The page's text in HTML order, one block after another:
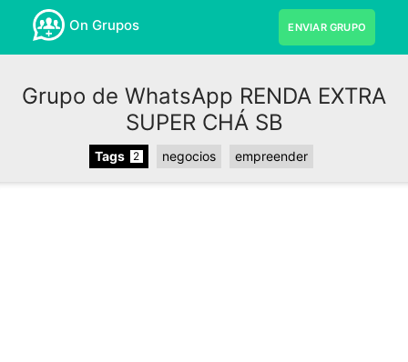
On Grupos ENVIAR GRUPO
Grupo de WhatsApp RENDA EXTRA
SUPER CHÁ SB
Tags 2 negocios empreender